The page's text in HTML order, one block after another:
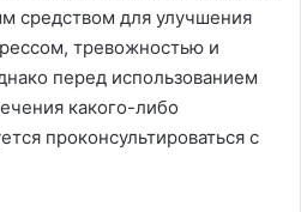
средством для улучшения
тревожностью и
перед использованием
какого-либо
проконсультироваться с